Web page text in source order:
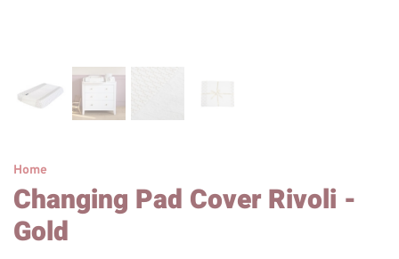
Home
Changing Pad Cover Rivoli -
Gold